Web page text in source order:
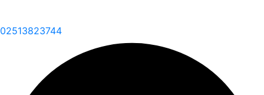
02513823744